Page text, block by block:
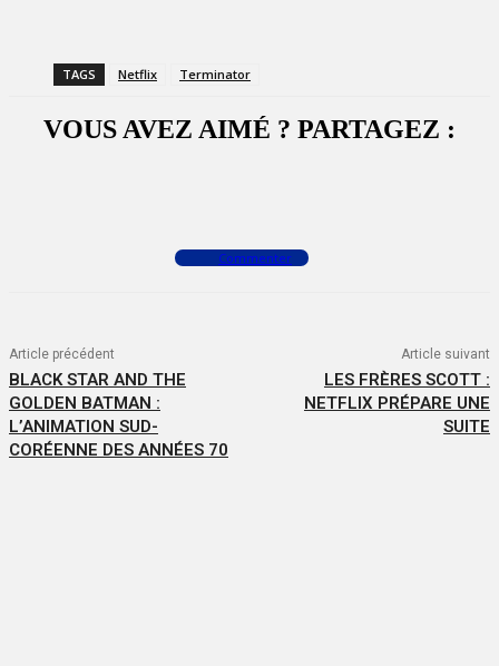
TAGS Netflix Terminator
VOUS AVEZ AIMÉ ? PARTAGEZ :
Commenter
Article précédent
BLACK STAR AND THE
GOLDEN BATMAN :
L’ANIMATION SUD-
CORÉENNE DES ANNÉES 70
Article suivant
LES FRÈRES SCOTT :
NETFLIX PRÉPARE UNE
SUITE